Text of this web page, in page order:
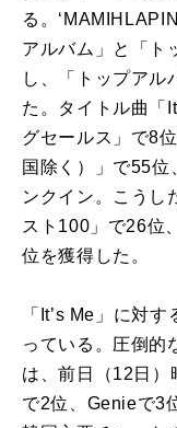
る。
アルバム」と「ト
し、「トップアル
た。タイトル曲「
グセールス」で8
国除く）」で55
ンクイン。こうし
スト100」で26位
位を獲得した。
「It’s Me」に対
っている。圧倒的
は、前日（12日
で2位、Genieで3